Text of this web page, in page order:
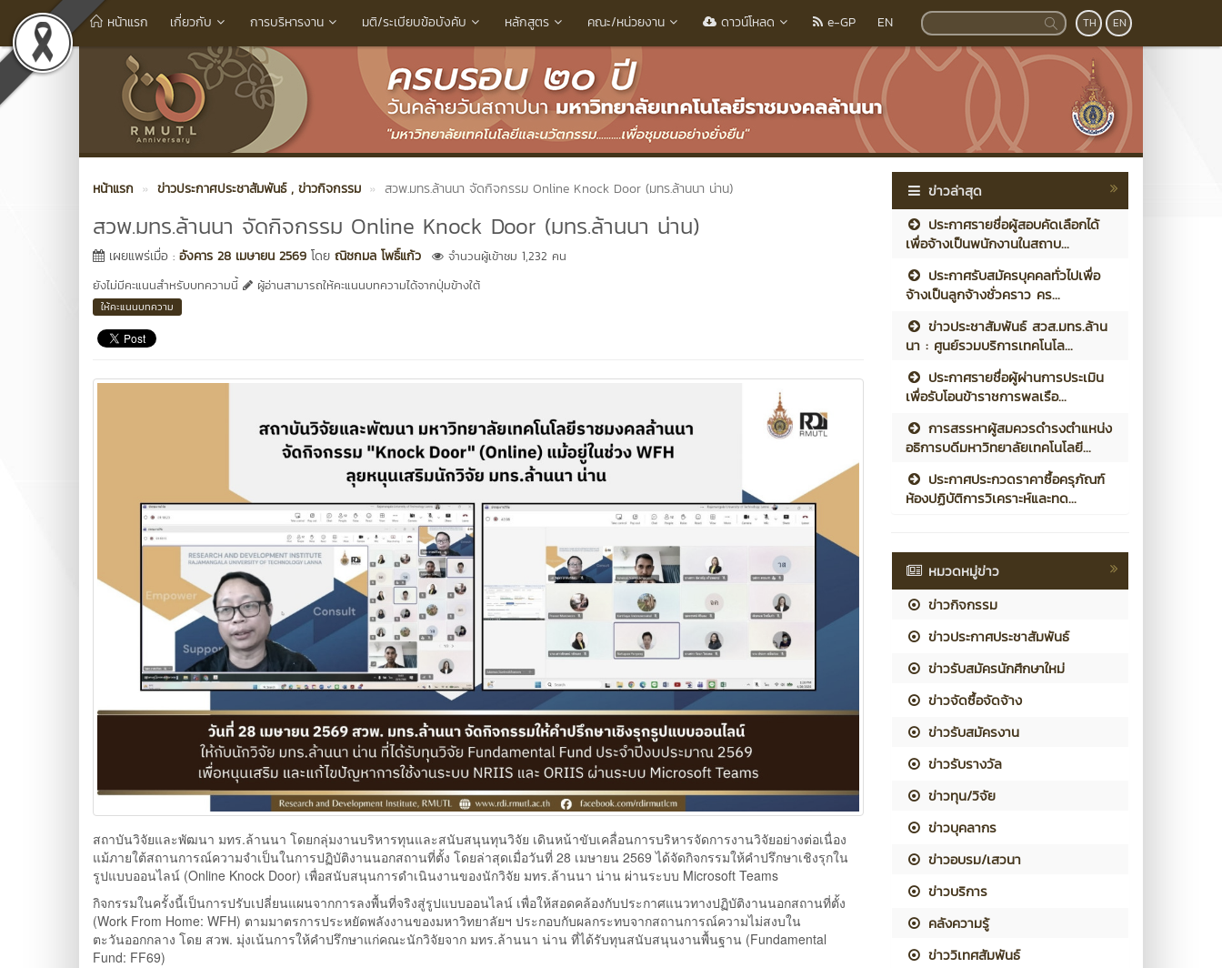
หน้าแรก เกี่ยวกับ การบริหารงาน มติ/ระเบียบข้อบังคับ หลักสูตร คณะ/หน่วยงาน ดาวน์โหลด e-GP EN TH EN
หน้าแรก ข่าวประกาศประชาสัมพันธ์ , ข่าวกิจกรรม สวพ.มทร.ล้านนา จัดกิจกรรม Online Knock Door (มทร.ล้านนา น่าน)
สวพ.มทร.ล้านนา จัดกิจกรรม Online Knock Door (มทร.ล้านนา น่าน)
เผยแพร่เมื่อ : อังคาร 28 เมษายน 2569 โดย ณิชกมล โพธิ์แก้ว
จำนวนผู้เข้าชม 1,232 คน
ยังไม่มีคะแนนสำหรับบทความนี้
ผู้อ่านสามารถให้คะแนนบทความได้จากปุ่มข้างใต้
ให้คะแนนบทความ
สถาบันวิจัยและพัฒนา มทร.ล้านนา โดยกลุ่มงานบริหารทุนและสนับสนุนทุนวิจัย เดินหน้าขับเคลื่อนการบริหารจัดการงานวิจัยอย่างต่อเนื่อง
แม้ภายใต้สถานการณ์ความจำเป็นในการปฏิบัติงานนอกสถานที่ตั้ง โดยล่าสุดเมื่อวันที่ 28 เมษายน 2569 ได้จัดกิจกรรมให้คำปรึกษาเชิงรุกใน
รูปแบบออนไลน์ (Online Knock Door) เพื่อสนับสนุนการดำเนินงานของนักวิจัย มทร.ล้านนา น่าน ผ่านระบบ Microsoft Teams
กิจกรรมในครั้งนี้เป็นการปรับเปลี่ยนแผนจากการลงพื้นที่จริงสู่รูปแบบออนไลน์ เพื่อให้สอดคล้องกับประกาศแนวทางปฏิบัติงานนอกสถานที่ตั้ง
(Work From Home: WFH) ตามมาตรการประหยัดพลังงานของมหาวิทยาลัยฯ ประกอบกับผลกระทบจากสถานการณ์ความไม่สงบใน
ตะวันออกกลาง โดย สวพ. มุ่งเน้นการให้คำปรึกษาแก่คณะนักวิจัยจาก มทร.ล้านนา น่าน ที่ได้รับทุนสนับสนุนงานพื้นฐาน (Fundamental
Fund: FF69)
ข่าวล่าสุด
ประกาศรายชื่อผู้สอบคัดเลือกได้
เพื่อจ้างเป็นพนักงานในสถาบ...
ประกาศรับสมัครบุคคลทั่วไปเพื่อ
จ้างเป็นลูกจ้างชั่วคราว คร...
ข่าวประชาสัมพันธ์ สวส.มทร.ล้าน
นา : ศูนย์รวมบริการเทคโนโล...
ประกาศรายชื่อผู้ผ่านการประเมิน
เพื่อรับโอนข้าราชการพลเรือ...
การสรรหาผู้สมควรดำรงตำแหน่ง
อธิการบดีมหาวิทยาลัยเทคโนโลยี...
ประกาศประกวดราคาซื้อครุภัณฑ์
ห้องปฏิบัติการวิเคราะห์และทด...
หมวดหมู่ข่าว
ข่าวกิจกรรม
ข่าวประกาศประชาสัมพันธ์
ข่าวรับสมัครนักศึกษาใหม่
ข่าวจัดซื้อจัดจ้าง
ข่าวรับสมัครงาน
ข่าวรับรางวัล
ข่าวทุน/วิจัย
ข่าวบุคลากร
ข่าวอบรม/เสวนา
ข่าวบริการ
คลังความรู้
ข่าววิเทศสัมพันธ์